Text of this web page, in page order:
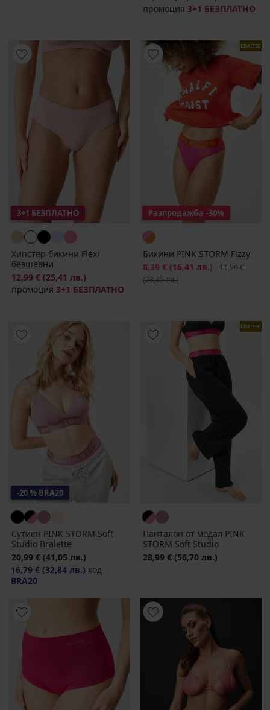
промоция 3+1 БЕЗПЛАТНО
3+1 БЕЗПЛАТНО
Хипстер бикини Flexi
безшевни
12,99 € (25,41 лв.)
промоция 3+1 БЕЗПЛАТНО
LIMITED
Разпродажба -30%
Бикини PINK STORM Fizzy
Намаление
8,39 € (16,41 лв.)
11,99 €
(23,45 лв.)
-20 % BRA20
Сутиен PINK STORM Soft
Studio Bralette
20,99 € (41,05 лв.)
16,79 € (32,84 лв.) код
BRA20
LIMITED
Панталон от модал PINK
STORM Soft Studio
28,99 € (56,70 лв.)